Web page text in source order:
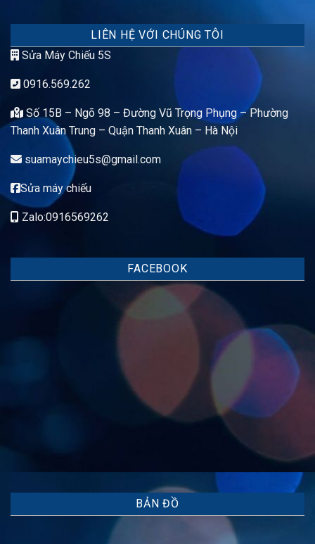
LIÊN HỆ VỚI CHÚNG TÔI
Sửa Máy Chiếu 5S
0916.569.262
Số 15B – Ngõ 98 – Đường Vũ Trọng Phụng – Phường
Thanh Xuân Trung – Quận Thanh Xuân – Hà Nội
suamaychieu5s@gmail.com
Sửa máy chiếu
Zalo:0916569262
FACEBOOK
BẢN ĐỒ